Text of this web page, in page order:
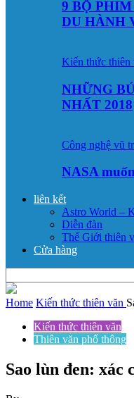
9 BỘ
DU HÀNH
Kiến thức thiên
NHỮNG
NHẤT 2018
Công nghệ vũ
NASA
liên kết
Astro World –
Diễn đàn
Thế Giới thiên
Cửa hàng
Home Kiến thức thiên văn
Kiến thức thiên văn
Thiên văn phổ thông
Sao lùn đen: xác